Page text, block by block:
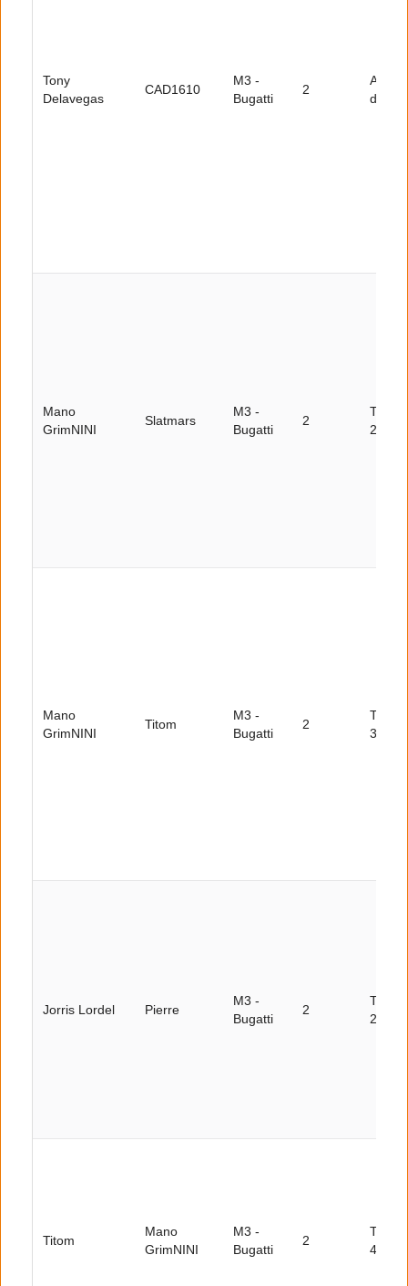
Tony
Delavegas
CAD1610
M3 -
Bugatti
2
Au
départ
Mano
GrimNINI
Slatmars
M3 -
Bugatti
2
Tour
27
Mano
GrimNINI
Titom
M3 -
Bugatti
2
Tour
30
Jorris Lordel Pierre
M3 -
Bugatti
2
Tour
27
Titom
Mano
GrimNINI
M3 -
Bugatti
2
Tour
42